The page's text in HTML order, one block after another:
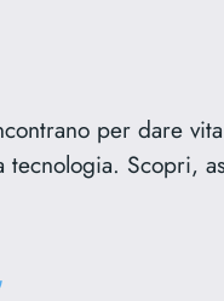
per dare
Scopri,